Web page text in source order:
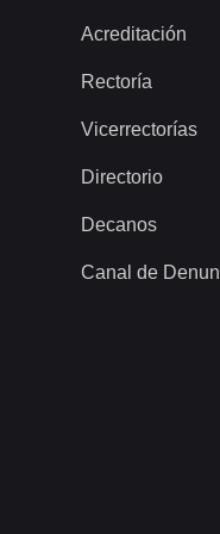
Acreditación
Rectoría
Vicerrectorías
Directorio
Decanos
Canal de